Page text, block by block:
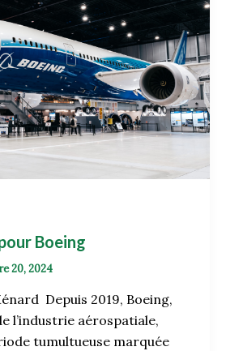
Boeing
20, 2024
Depuis 2019, Boeing,
l’industrie aérospatiale,
tumultueuse marquée